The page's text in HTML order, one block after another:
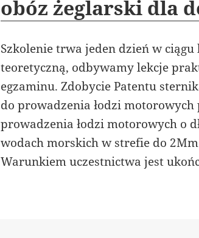
obóz żeglarski dla
Szkolenie trwa jeden dzień w
teoretyczną, odbywamy lekcje
egzaminu. Zdobycie Patentu
do prowadzenia łodzi
prowadzenia łodzi motorowych o
wodach morskich w strefie do
Warunkiem uczestnictwa jest